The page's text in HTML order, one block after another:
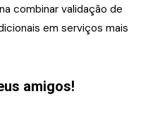
combinar validação de
em serviços mais
amigos!